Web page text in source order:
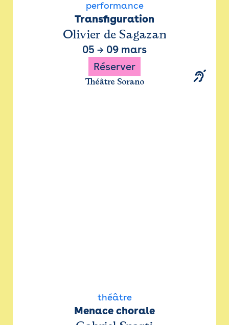
performance
Transfiguration
Olivier de Sagazan
05 → 09 mars
Réserver
Théâtre Sorano
théâtre
Menace chorale